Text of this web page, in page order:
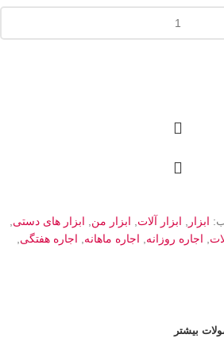
ابزار ابزار آلات ابزار من ابزار های دستی
اجاره روزانه اجاره ماهانه اجاره هفتگی
بیشتر